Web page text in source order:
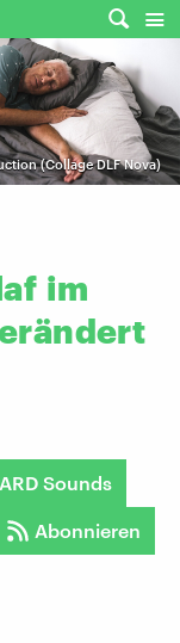
(Collage DLF Nova)
im
ARD Sounds
Abonnieren